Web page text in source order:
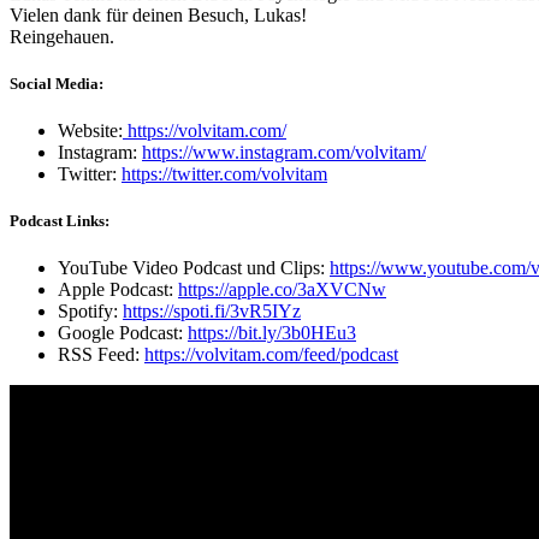
Vielen dank für deinen Besuch, Lukas!
Reingehauen.
Social Media:
Website: https://volvitam.com/
Instagram: https://www.instagram.com/volvitam/
Twitter: https://twitter.com/volvitam
Podcast Links:
YouTube Video Podcast und Clips: https://www.youtube.com/
Apple Podcast: https://apple.co/3aXVCNw
Spotify: https://spoti.fi/3vR5IYz
Google Podcast: https://bit.ly/3b0HEu3
RSS Feed: https://volvitam.com/feed/podcast